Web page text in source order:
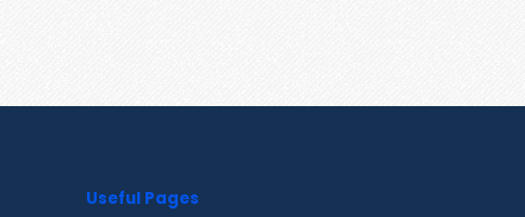
Useful Pages